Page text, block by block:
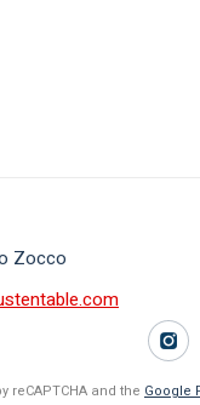
Zocco
reCAPTCHA and the Google